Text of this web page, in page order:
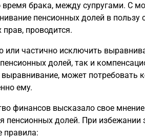
время брака, между супругами. С
пенсионных долей в пользу
проводится.
или частично исключить
долей, так и
может потребовать
ему.
финансов высказало свое
пенсионных долей. При
правила: